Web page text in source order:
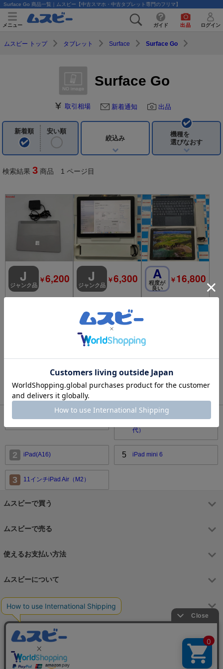
Surface Go 商品一覧｜ムスビー【中古スマホ・中古タブレット専門のフリマ】
メニュー ガイド 出品 ログイン
ムスビー トップ タブレット Surface Surface Go
Surface Go
取引相場 新着通知 出品
新着順
安い順
絞込み
機種を
選びなおす
検索結果 3 商品 1 ページ目
J
ジャンク品
￥6,200 J
ジャンク品
￥6,300
GHz 8GB 128GB シル
バー MCZ-00032 ジ
A
程度が
良い
￥16,800
検索結果3商品 1 ページ目
1
タブレットのリアルタイムランキング
1 iPad(第9世代)
2 iPad(A16)
3 11インチiPad Air（M2）
4
iPad Pro 12.9インチ（第4世
代）
5 iPad mini 6
ムスビーで買う
ムスビーで売る
使えるお支払い方法
ムスビーについて
運営会社
月～金 9:00～17:00（土日祝祭日はお休み）